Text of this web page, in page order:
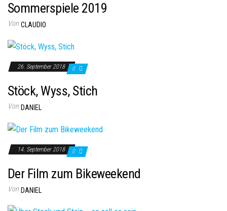
Sommerspiele 2019
Von CLAUDIO
26. September 2018 0
Stöck, Wyss, Stich
Von DANIEL
14. September 2018 0
Der Film zum Bikeweekend
Von DANIEL